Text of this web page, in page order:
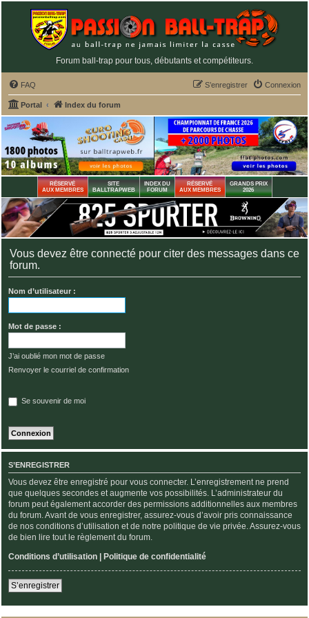
Forum ball-trap pour tous, débutants et compétiteurs.
FAQ Connexion
S’enregistrer
Portal Index du forum
RÉSERVÉ
AUX MEMBRES
SITE
BALLTRAPWEB
INDEX DU
FORUM
RÉSERVÉ
AUX MEMBRES
GRANDS PRIX
2026
Vous devez être connecté pour citer des messages dans ce
forum.
Nom d’utilisateur :
Mot de passe :
J’ai oublié mon mot de passe
Renvoyer le courriel de confirmation
Se souvenir de moi
S’ENREGISTRER
Vous devez être enregistré pour vous connecter. L’enregistrement ne prend
que quelques secondes et augmente vos possibilités. L’administrateur du
forum peut également accorder des permissions additionnelles aux membres
du forum. Avant de vous enregistrer, assurez-vous d’avoir pris connaissance
de nos conditions d’utilisation et de notre politique de vie privée. Assurez-vous
de bien lire tout le règlement du forum.
Conditions d’utilisation
Politique de confidentialité
S’enregistrer